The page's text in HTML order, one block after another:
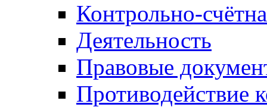
Контрольно-
Деятельность
Правовые
Противодействие